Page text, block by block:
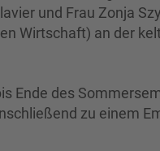
und Frau Zonja
Wirtschaft) an der
Ende des
zu einem